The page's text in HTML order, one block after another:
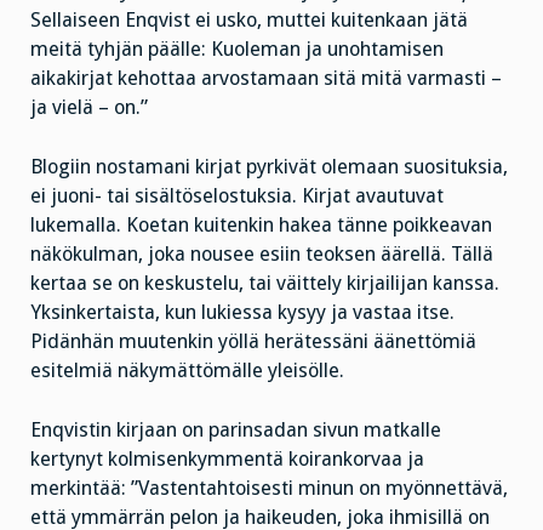
Sellaiseen Enqvist ei usko, muttei kuitenkaan jätä
meitä tyhjän päälle: Kuoleman ja unohtamisen
aikakirjat kehottaa arvostamaan sitä mitä varmasti –
ja vielä – on.”
Blogiin nostamani kirjat pyrkivät olemaan suosituksia,
ei juoni- tai sisältöselostuksia. Kirjat avautuvat
lukemalla. Koetan kuitenkin hakea tänne poikkeavan
näkökulman, joka nousee esiin teoksen äärellä. Tällä
kertaa se on keskustelu, tai väittely kirjailijan kanssa.
Yksinkertaista, kun lukiessa kysyy ja vastaa itse.
Pidänhän muutenkin yöllä herätessäni äänettömiä
esitelmiä näkymättömälle yleisölle.
Enqvistin kirjaan on parinsadan sivun matkalle
kertynyt kolmisenkymmentä koirankorvaa ja
merkintää: ”Vastentahtoisesti minun on myönnettävä,
että ymmärrän pelon ja haikeuden, joka ihmisillä on